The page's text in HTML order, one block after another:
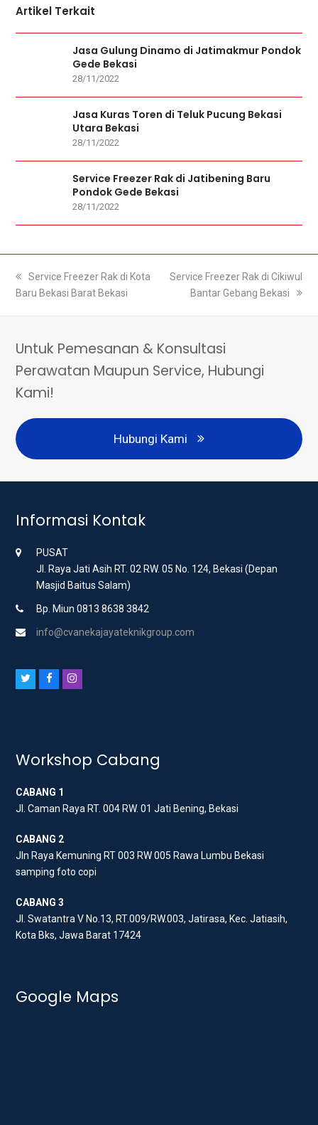
Artikel Terkait
Jasa Gulung Dinamo di Jatimakmur Pondok
Gede Bekasi
28/11/2022
Jasa Kuras Toren di Teluk Pucung Bekasi
Utara Bekasi
28/11/2022
Service Freezer Rak di Jatibening Baru
Pondok Gede Bekasi
28/11/2022
previous
post:
Service Freezer Rak di Kota
Baru Bekasi Barat Bekasi
next
Service Freezer Rak di Cikiwul
Bantar Gebang Bekasi
Untuk Pemesanan & Konsultasi
Perawatan Maupun Service, Hubungi
Kami!
Hubungi Kami
Informasi Kontak
PUSAT
Jl. Raya Jati Asih RT. 02 RW. 05 No. 124, Bekasi (Depan
Masjid Baitus Salam)
Bp. Miun 0813 8638 3842
info@cvanekajayateknikgroup.com
t
r
b
o
k
a
a
Workshop Cabang
CABANG 1
Jl. Caman Raya RT. 004 RW. 01 Jati Bening, Bekasi
CABANG 2
Jln Raya Kemuning RT 003 RW 005 Rawa Lumbu Bekasi
samping foto copi
CABANG 3
Jl. Swatantra V No.13, RT.009/RW.003, Jatirasa, Kec. Jatiasih,
Kota Bks, Jawa Barat 17424
Google Maps